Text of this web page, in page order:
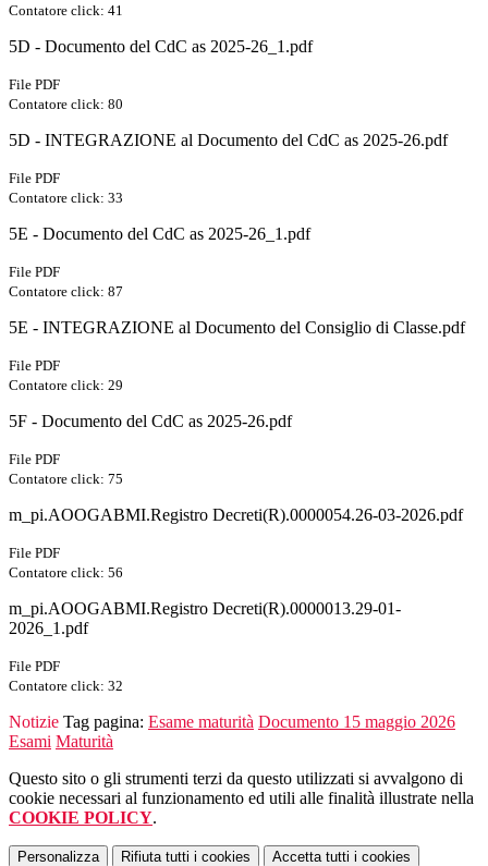
Contatore click: 41
5D - Documento del CdC as 2025-26_1.pdf
File PDF
Contatore click: 80
5D - INTEGRAZIONE al Documento del CdC as 2025-26.pdf
File PDF
Contatore click: 33
5E - Documento del CdC as 2025-26_1.pdf
File PDF
Contatore click: 87
5E - INTEGRAZIONE al Documento del Consiglio di Classe.pdf
File PDF
Contatore click: 29
5F - Documento del CdC as 2025-26.pdf
File PDF
Contatore click: 75
m_pi.AOOGABMI.Registro Decreti(R).0000054.26-03-2026.pdf
File PDF
Contatore click: 56
m_pi.AOOGABMI.Registro Decreti(R).0000013.29-01-
2026_1.pdf
File PDF
Contatore click: 32
Notizie Tag pagina: Esame maturità Documento 15 maggio 2026
Esami Maturità
Questo sito o gli strumenti terzi da questo utilizzati si avvalgono di
cookie necessari al funzionamento ed utili alle finalità illustrate nella
COOKIE POLICY.
Personalizza Rifiuta tutti i cookies Accetta tutti i cookies